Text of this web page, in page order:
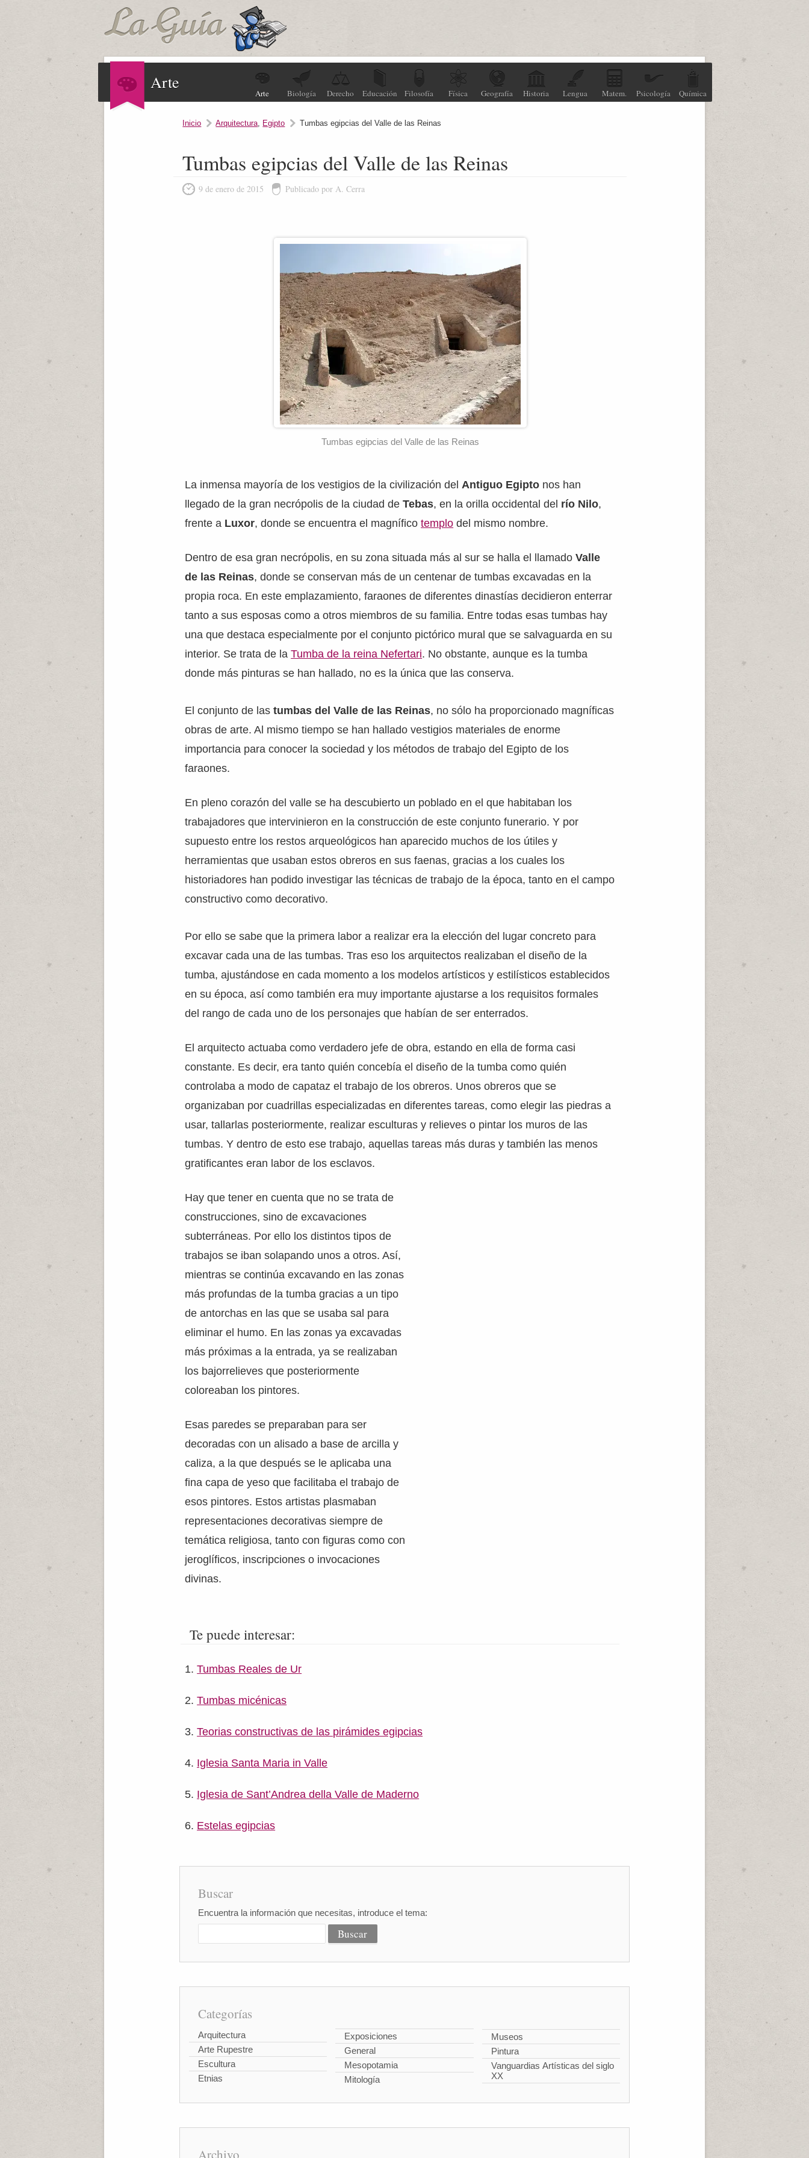
Arte
Arte Biología Derecho Educación Filosofía Física Geografía Historia Lengua Matem. Psicología Química
Inicio Arquitectura, Egipto Tumbas egipcias del Valle de las Reinas
Tumbas egipcias del Valle de las Reinas
9 de enero de 2015 Publicado por A. Cerra
Tumbas egipcias del Valle de las Reinas
La inmensa mayoría de los vestigios de la civilización delAntiguo Egipto nos han
llegado de la gran necrópolis de la ciudad deTebas, en la orilla occidental del río Nilo,
frente a Luxor, donde se encuentra el magníficotemplo del mismo nombre.
Dentro de esa gran necrópolis, en su zona situada más al sur se halla el llamadoValle
de las Reinas, donde se conservan más de un centenar de tumbas excavadas en la
propia roca. En este emplazamiento, faraones de diferentes dinastías decidieron enterrar
tanto a sus esposas como a otros miembros de su familia. Entre todas esas tumbas hay
una que destaca especialmente por el conjunto pictórico mural que se salvaguarda en su
interior. Se trata de laTumba de la reina Nefertari. No obstante, aunque es la tumba
donde más pinturas se han hallado, no es la única que las conserva.
El conjunto de lastumbas del Valle de las Reinas, no sólo ha proporcionado magníficas
obras de arte. Al mismo tiempo se han hallado vestigios materiales de enorme
importancia para conocer la sociedad y los métodos de trabajo del Egipto de los
faraones.
En pleno corazón del valle se ha descubierto un poblado en el que habitaban los
trabajadores que intervinieron en la construcción de este conjunto funerario. Y por
supuesto entre los restos arqueológicos han aparecido muchos de los útiles y
herramientas que usaban estos obreros en sus faenas, gracias a los cuales los
historiadores han podido investigar las técnicas de trabajo de la época, tanto en el campo
constructivo como decorativo.
Por ello se sabe que la primera labor a realizar era la elección del lugar concreto para
excavar cada una de las tumbas. Tras eso los arquitectos realizaban el diseño de la
tumba, ajustándose en cada momento a los modelos artísticos y estilísticos establecidos
en su época, así como también era muy importante ajustarse a los requisitos formales
del rango de cada uno de los personajes que habían de ser enterrados.
El arquitecto actuaba como verdadero jefe de obra, estando en ella de forma casi
constante. Es decir, era tanto quién concebía el diseño de la tumba como quién
controlaba a modo de capataz el trabajo de los obreros. Unos obreros que se
organizaban por cuadrillas especializadas en diferentes tareas, como elegir las piedras a
usar, tallarlas posteriormente, realizar esculturas y relieves o pintar los muros de las
tumbas. Y dentro de esto ese trabajo, aquellas tareas más duras y también las menos
gratificantes eran labor de los esclavos.
Hay que tener en cuenta que no se trata de
construcciones, sino de excavaciones
subterráneas. Por ello los distintos tipos de
trabajos se iban solapando unos a otros. Así,
mientras se continúa excavando en las zonas
más profundas de la tumba gracias a un tipo
de antorchas en las que se usaba sal para
eliminar el humo. En las zonas ya excavadas
más próximas a la entrada, ya se realizaban
los bajorrelieves que posteriormente
coloreaban los pintores.
Esas paredes se preparaban para ser
decoradas con un alisado a base de arcilla y
caliza, a la que después se le aplicaba una
fina capa de yeso que facilitaba el trabajo de
esos pintores. Estos artistas plasmaban
representaciones decorativas siempre de
temática religiosa, tanto con figuras como con
jeroglíficos, inscripciones o invocaciones
divinas.
Te puede interesar:
Tumbas Reales de Ur
Tumbas micénicas
Teorias constructivas de las pirámides egipcias
Iglesia Santa Maria in Valle
Iglesia de Sant’Andrea della Valle de Maderno
Estelas egipcias
Buscar
Encuentra la información que necesitas, introduce el tema:
Categorías
Arquitectura
Arte Rupestre
Escultura
Etnias
Exposiciones
General
Mesopotamia
Mitología
Museos
Pintura
Vanguardias Artísticas del siglo
XX
Archivo